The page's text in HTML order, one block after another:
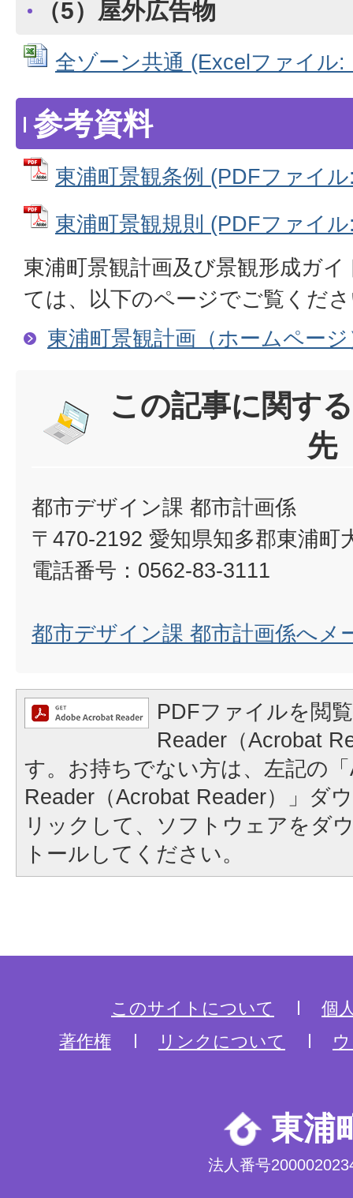
（5）屋外広告物
全ゾーン共通 (Excelファイル:
参考資料
東浦町景観条例 (PDFファイ
東浦町景観規則 (PDFファイ
東浦町景観計画及び景観形成ガ
ては、以下のページでご覧くだ
東浦町景観計画（ホームページ
この記事に関す
先
都市デザイン課 都市計画係
〒470-2192 愛知県知多郡東浦町
電話番号：0562-83-3111
都市デザイン課 都市計画係へメ
PDFファイルを閲
Reader（Acrobat
す。お持ちでない方は、左記の
Reader（Acrobat Reader）」ダ
リックして、ソフトウェアをダ
トールしてください。
このサイトについて
個
著作権
リンクについて
東浦
法人番号